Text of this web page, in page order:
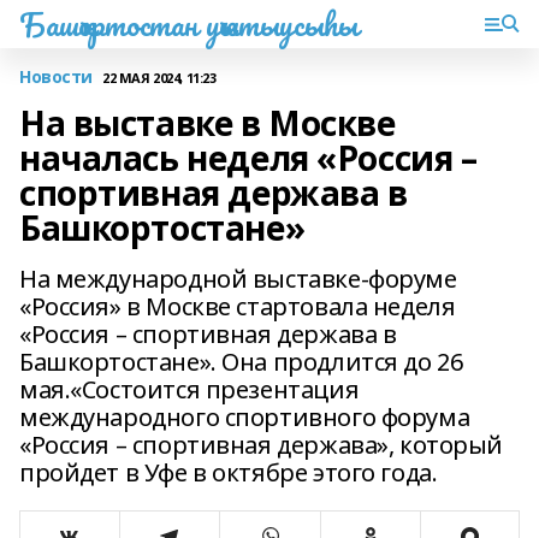
Башҡортостан уҡытыусыһы
Новости 22 МАЯ 2024, 11:23
На выставке в Москве
началась неделя «Россия –
спортивная держава в
Башкортостане»
На международной выставке-форуме
«Россия» в Москве стартовала неделя
«Россия – спортивная держава в
Башкортостане». Она продлится до 26
мая.«Состоится презентация
международного спортивного форума
«Россия – спортивная держава», который
пройдет в Уфе в октябре этого года.